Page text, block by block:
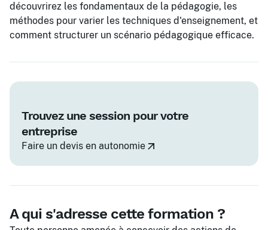
découvrirez les fondamentaux de la pédagogie, les
méthodes pour varier les techniques d'enseignement, et
comment structurer un scénario pédagogique efficace.
Trouvez une session pour votre
entreprise
Faire un devis en autonomie
A qui s'adresse cette formation ?